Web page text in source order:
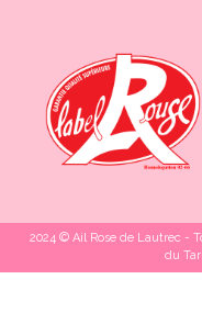
2024 © Ail Rose de Lautrec -
du